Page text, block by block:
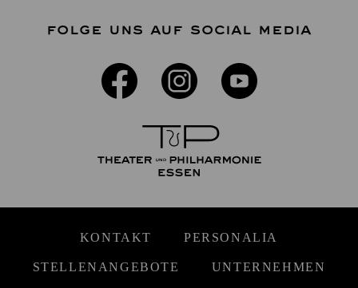
FOLGE UNS AUF SOCIAL MEDIA
KONTAKT PERSONALIA
STELLENANGEBOTE UNTERNEHMEN